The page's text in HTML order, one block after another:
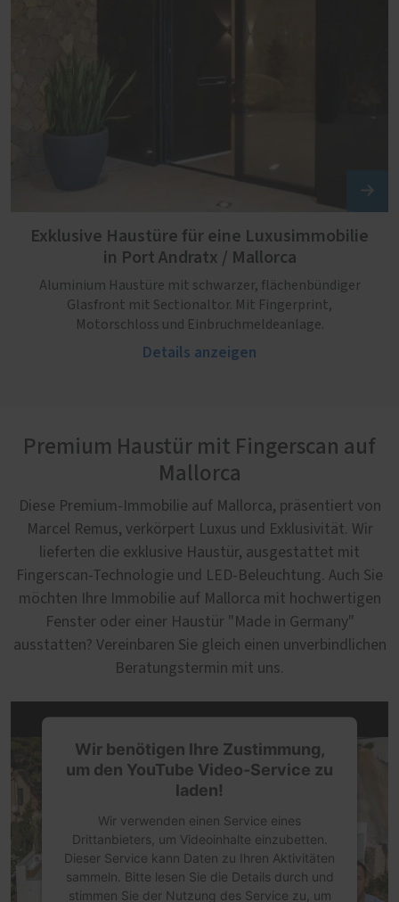
Exklusive Haustüre für eine Luxusimmobilie
in Port Andratx / Mallorca
Aluminium Haustüre mit schwarzer, flächenbündiger
Glasfront mit Sectionaltor. Mit Fingerprint,
Motorschloss und Einbruchmeldeanlage.
Details anzeigen
Premium Haustür mit Fingerscan auf
Mallorca
Diese Premium-Immobilie auf Mallorca, präsentiert von
Marcel Remus, verkörpert Luxus und Exklusivität. Wir
lieferten die exklusive Haustür, ausgestattet mit
Fingerscan-Technologie und LED-Beleuchtung. Auch Sie
möchten Ihre Immobilie auf Mallorca mit hochwertigen
Fenster oder einer Haustür "Made in Germany"
ausstatten? Vereinbaren Sie gleich einen unverbindlichen
Beratungstermin mit uns.
Wir benötigen Ihre Zustimmung,
um den YouTube Video-Service zu
laden!
Wir verwenden einen Service eines
Drittanbieters, um Videoinhalte einzubetten.
Dieser Service kann Daten zu Ihren Aktivitäten
sammeln. Bitte lesen Sie die Details durch und
stimmen Sie der Nutzung des Service zu, um